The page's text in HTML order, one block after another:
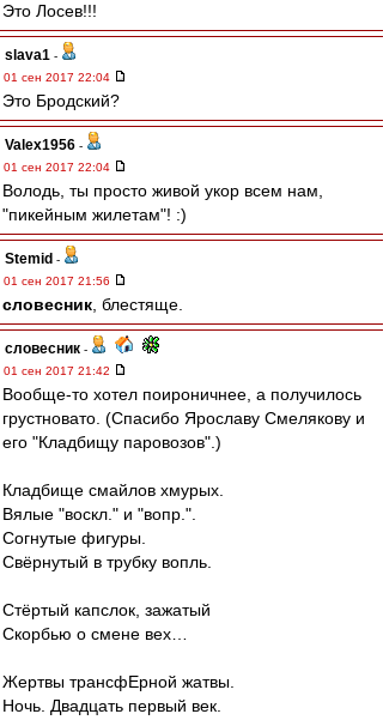
Это Лосев!!!
slava1 -
01 сен 2017 22:04
Это Бродский?
Valex1956 -
01 сен 2017 22:04
Володь, ты просто живой укор всем нам,
"пикейным жилетам"! :)
Stemid -
01 сен 2017 21:56
словесник , блестяще.
словесник -
01 сен 2017 21:42
Вообще-то хотел поироничнее, а получилось
грустновато. (Спасибо Ярославу Смелякову и
его "Кладбищу паровозов".)
Кладбище смайлов хмурых.
Вялые "воскл." и "вопр.".
Согнутые фигуры.
Свёрнутый в трубку вопль.
Стёртый капслок, зажатый
Скорбью о смене вех…
Жертвы трансфЕрной жатвы.
Ночь. Двадцать первый век.